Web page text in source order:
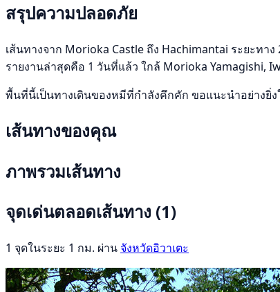
สรุปความปลอดภัย
เส้นทางจาก Morioka Castle ถึง Hachimantai ระยะทา
รายงานล่าสุดคือ 1 วันที่แล้ว ใกล้ Morioka Yamagishi,
พื้นที่นี้เป็นทางเดินของหมีที่กำลังคึกคัก ขอแนะนำอย่างยิ่ง
เส้นทางของคุณ
ภาพรวมเส้นทาง
จุดเด่นตลอดเส้นทาง (1)
1 จุดในระยะ 1 กม. ผ่าน จังหวัดอิวาเตะ